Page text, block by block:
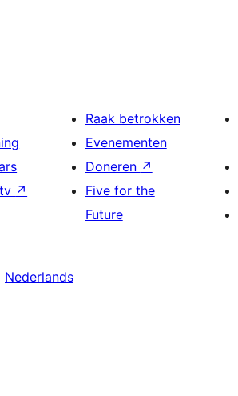
↗
Raak betrokken
Evenementen
Doneren ↗
Five for the
Future
Nederlands